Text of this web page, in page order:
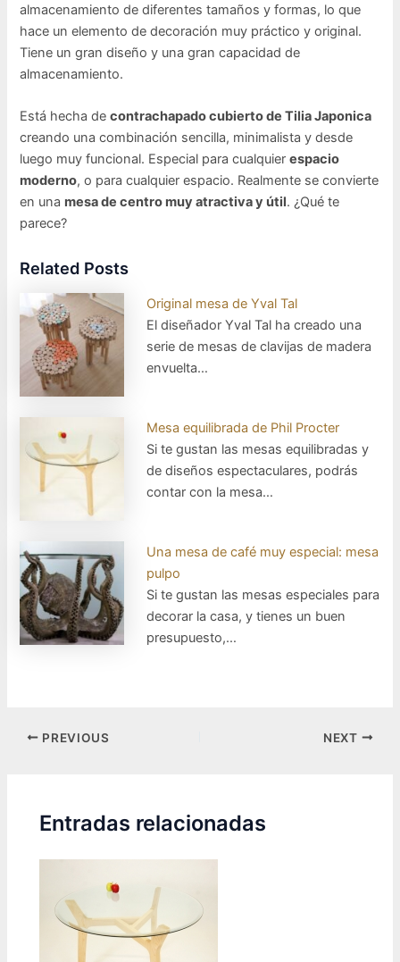
almacenamiento de diferentes tamaños y formas, lo que
hace un elemento de decoración muy práctico y original.
Tiene un gran diseño y una gran capacidad de
almacenamiento.
Está hecha decontrachapado cubierto de Tilia Japonica
creando una combinación sencilla, minimalista y desde
luego muy funcional. Especial para cualquierespacio
moderno, o para cualquier espacio. Realmente se convierte
en una mesa de centro muy atractiva y útil. ¿Qué te
parece?
Related Posts
Original mesa de Yval Tal
El diseñador Yval Tal ha creado una
serie de mesas de clavijas de madera
envuelta…
Mesa equilibrada de Phil Procter
Si te gustan las mesas equilibradas y
de diseños espectaculares, podrás
contar con la mesa…
Una mesa de café muy especial: mesa
pulpo
Si te gustan las mesas especiales para
decorar la casa, y tienes un buen
presupuesto,…
Post
PREVIOUS NEXT
Entradas relacionadas